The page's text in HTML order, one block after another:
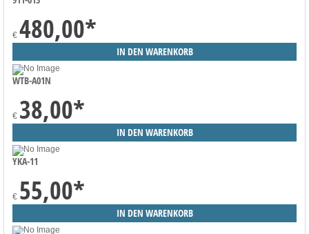
€ 480,00*
WTB-A01N
€ 38,00*
YKA-11
€ 55,00*